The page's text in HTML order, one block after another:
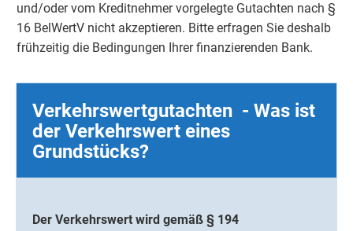
und/oder vom Kreditnehmer vorgelegte Gutachten nach §
16 BelWertV nicht akzeptieren. Bitte erfragen Sie deshalb
frühzeitig die Bedingungen Ihrer finanzierenden Bank.
Verkehrswertgutachten - Was ist
der Verkehrswert eines
Grundstücks?
Der Verkehrswert wird gemäß § 194